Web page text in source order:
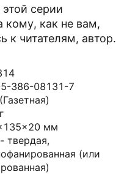
серии
кому, как не вам,
к читателям, автор.
386-08131-7
(Газетная)
г
мм
твердая,
(или